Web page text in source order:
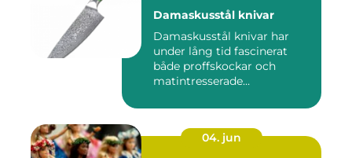
Damaskusstål knivar
Damaskusstål knivar har
under lång tid fascinerat
både proffskockar och
matintresserade
04. jun